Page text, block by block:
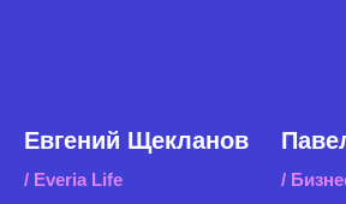
Евгений Щекланов
/ Everia Life /